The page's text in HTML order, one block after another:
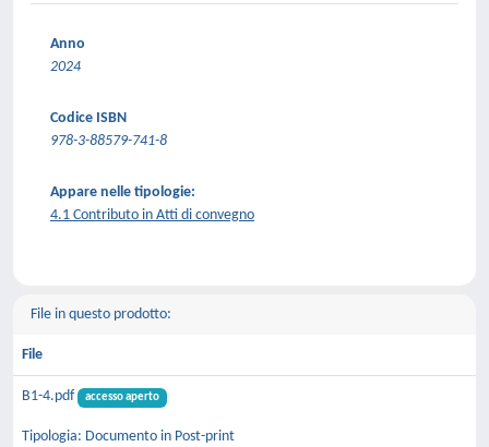
Anno
2024
Codice ISBN
978-3-88579-741-8
Appare nelle tipologie:
4.1 Contributo in Atti di convegno
File in questo prodotto:
File
B1-4.pdf accesso aperto
Tipologia: Documento in Post-print